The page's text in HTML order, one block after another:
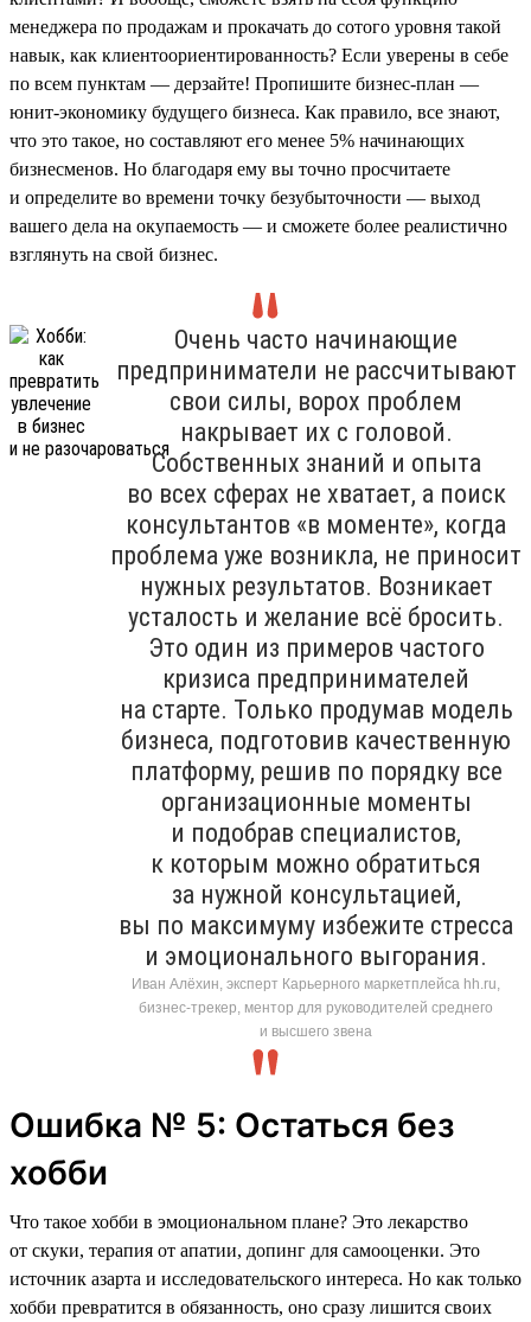
менеджера по продажам и прокачать до сотого уровня такой
навык, как клиентоориентированность? Если уверены в себе
по всем пунктам — дерзайте! Пропишите бизнес-план —
юнит-экономику будущего бизнеса. Как правило, все знают,
что это такое, но составляют его менее 5% начинающих
бизнесменов. Но благодаря ему вы точно просчитаете
и определите во времени точку безубыточности — выход
вашего дела на окупаемость — и сможете более реалистично
взглянуть на свой бизнес.
Очень часто начинающие
предприниматели не рассчитывают
свои силы, ворох проблем
накрывает их с головой.
Собственных знаний и опыта
во всех сферах не хватает, а поиск
консультантов «в моменте», когда
проблема уже возникла, не приносит
нужных результатов. Возникает
усталость и желание всё бросить.
Это один из примеров частого
кризиса предпринимателей
на старте. Только продумав модель
бизнеса, подготовив качественную
платформу, решив по порядку все
организационные моменты
и подобрав специалистов,
к которым можно обратиться
за нужной консультацией,
вы по максимуму избежите стресса
и эмоционального выгорания.
Иван Алёхин, эксперт Карьерного маркетплейса hh.ru,
бизнес-трекер, ментор для руководителей среднего
и высшего звена
Ошибка № 5: Остаться без
хобби
Что такое хобби в эмоциональном плане? Это лекарство
от скуки, терапия от апатии, допинг для самооценки. Это
источник азарта и исследовательского интереса. Но как только
хобби превратится в обязанность, оно сразу лишится своих